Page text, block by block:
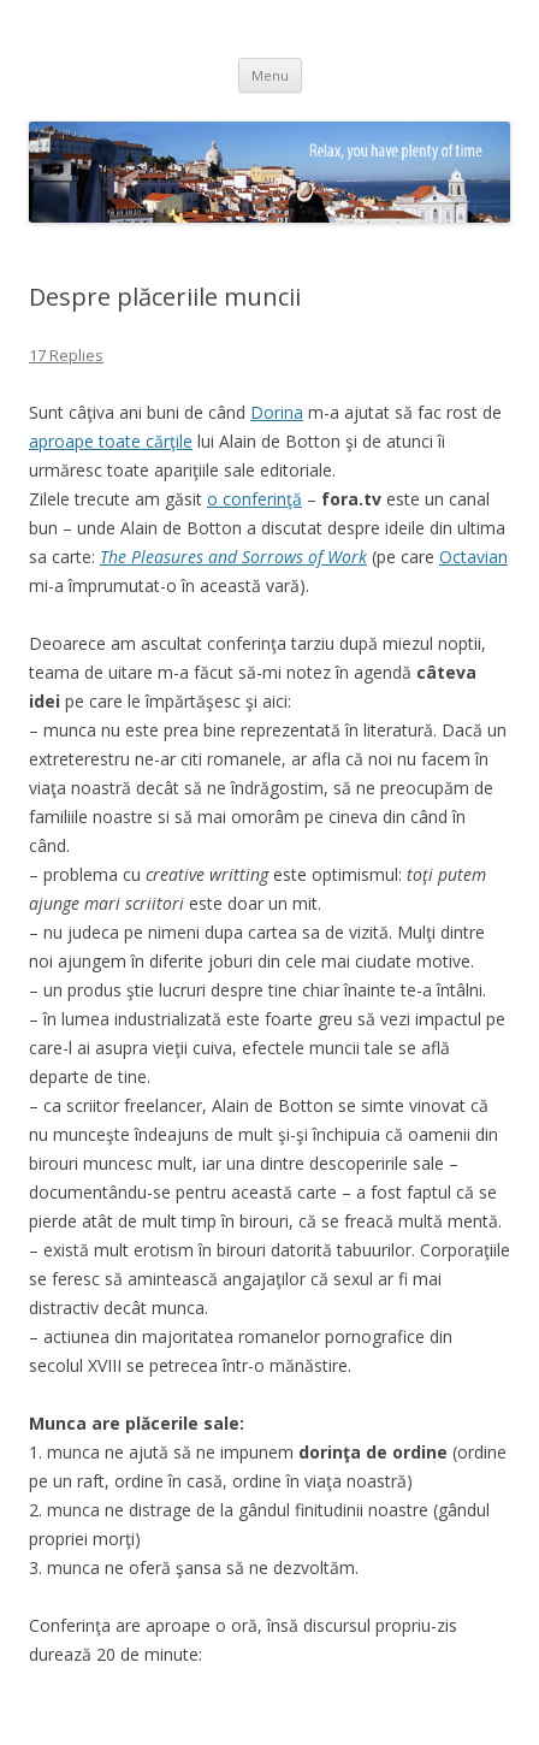
Menu Skip
content
Despre plăceriile muncii
17 Replies
Sunt câţiva ani buni de când Dorina m-a ajutat să fac rost de
aproape toate cărţile lui Alain de Botton şi de atunci îi
urmăresc toate apariţiile sale editoriale.
Zilele trecute am găsit o conferinţă – fora.tv este un canal
bun – unde Alain de Botton a discutat despre ideile din ultima
sa carte: The Pleasures and Sorrows of Work (pe care Octavian
mi-a împrumutat-o în această vară).
Deoarece am ascultat conferinţa tarziu după miezul noptii,
teama de uitare m-a făcut să-mi notez în agendă câteva
idei pe care le împărtăşesc şi aici:
– munca nu este prea bine reprezentată în literatură. Dacă un
extreterestru ne-ar citi romanele, ar afla că noi nu facem în
viaţa noastră decât să ne îndrăgostim, să ne preocupăm de
familiile noastre si să mai omorâm pe cineva din când în
când.
– problema cu creative writtingeste optimismul: toţi putem
ajunge mari scriitori este doar un mit.
– nu judeca pe nimeni dupa cartea sa de vizită. Mulţi dintre
noi ajungem în diferite joburi din cele mai ciudate motive.
– un produs ştie lucruri despre tine chiar înainte te-a întâlni.
– în lumea industrializată este foarte greu să vezi impactul pe
care-l ai asupra vieţii cuiva, efectele muncii tale se află
departe de tine.
– ca scriitor freelancer, Alain de Botton se simte vinovat că
nu munceşte îndeajuns de mult şi-şi închipuia că oamenii din
birouri muncesc mult, iar una dintre descoperirile sale –
documentându-se pentru această carte – a fost faptul că se
pierde atât de mult timp în birouri, că se freacă multă mentă.
– există mult erotism în birouri datorită tabuurilor. Corporaţiile
se feresc să amintească angajaţilor că sexul ar fi mai
distractiv decât munca.
– actiunea din majoritatea romanelor pornografice din
secolul XVIII se petrecea într-o mănăstire.
Munca are plăcerile sale:
1. munca ne ajută să ne impunem dorinţa de ordine (ordine
pe un raft, ordine în casă, ordine în viaţa noastră)
2. munca ne distrage de la gândul finitudinii noastre (gândul
propriei morţi)
3. munca ne oferă şansa să ne dezvoltăm.
Conferinţa are aproape o oră, însă discursul propriu-zis
durează 20 de minute: